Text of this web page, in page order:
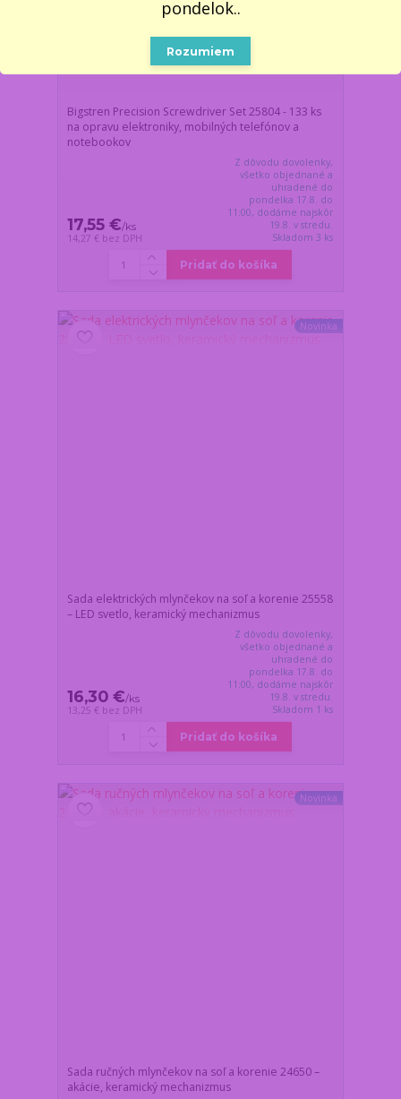
Bigstren Precision Screwdriver Set 25804 - 133 ks
na opravu elektroniky, mobilných telefónov a
notebookov
17,55 €/ks
14,27 € bez DPH
Z dôvodu dovolenky,
všetko objednané a
uhradené do
pondelka 17.8. do
11:00, dodáme najskôr
19.8. v stredu.
Skladom 3 ks
Pridať do košíka
Novinka
Sada elektrických mlynčekov na soľ a korenie 25558
– LED svetlo, keramický mechanizmus
16,30 €/ks
13,25 € bez DPH
Z dôvodu dovolenky,
všetko objednané a
uhradené do
pondelka 17.8. do
11:00, dodáme najskôr
19.8. v stredu.
Skladom 1 ks
Pridať do košíka
Novinka
Sada ručných mlynčekov na soľ a korenie 24650 –
akácie, keramický mechanizmus
pondelok..
Rozumiem